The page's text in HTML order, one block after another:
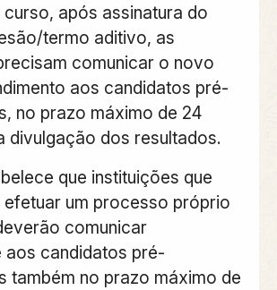
após assinatura do
termo aditivo, as
comunicar o novo
aos candidatos pré-
no prazo máximo de 24
divulgação dos resultados.
que instituições que
um processo próprio
comunicar
aos candidatos pré-
também no prazo máximo de